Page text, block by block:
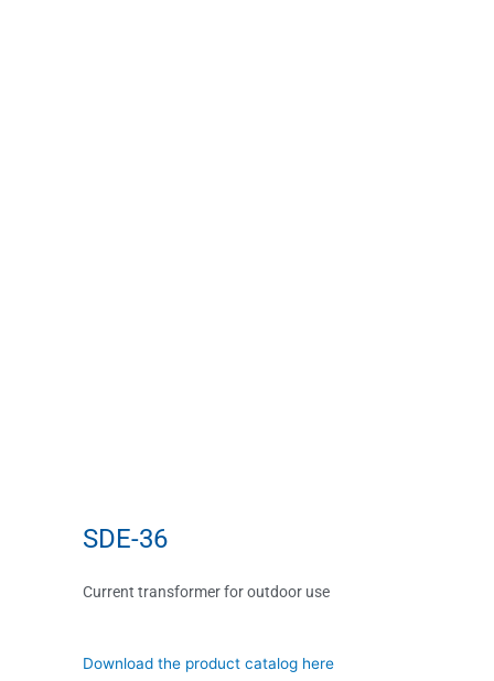
SDE-36
Current transformer for outdoor use
Download the product catalog here